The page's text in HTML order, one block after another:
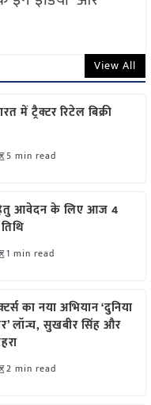
View All
में ट्रैक्टर रिटेल बिक्री
5 min read
हेतु आवेदन के लिए आज 4
1 min read
का नया अभियान ‘दुनिया
लॉन्च, सुखबीर सिंह और
2 min read